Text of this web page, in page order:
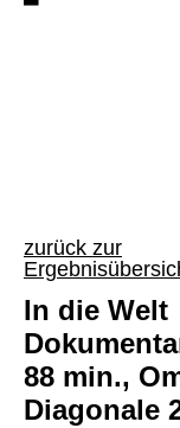
zurück zur
In die Welt
88 min.,
Diagonale